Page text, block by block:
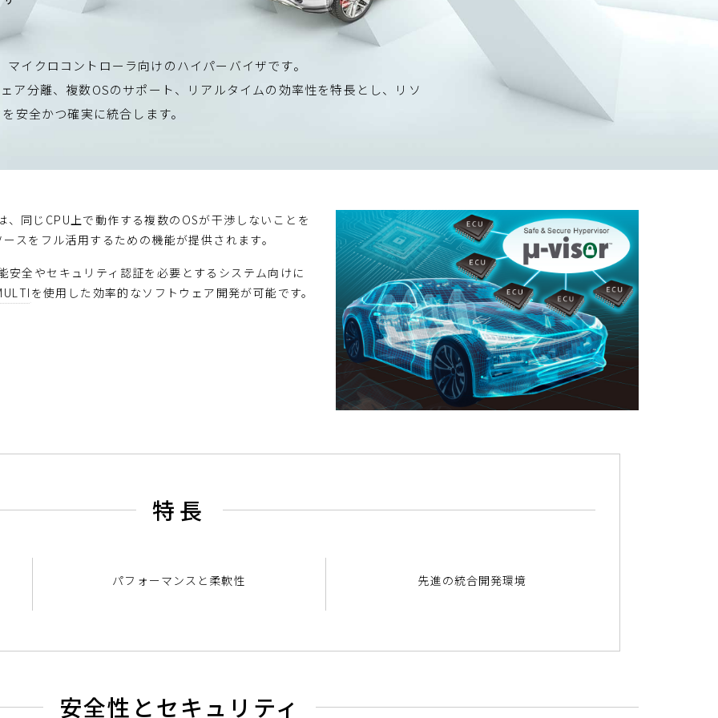
クロコントローラ向けのハイパーバイザです。
ア分離、複数OSのサポート、リアルタイムの効率性を特長とし、リソ
安全かつ確実に統合します。
同じCPU上で動作する複数のOSが干渉しないことを
スをフル活用するための機能が提供されます。
全やセキュリティ認証を必要とするシステム向けに
ULTI を使用した効率的なソフトウェア開発が可能です。
特長
パフ ォ ー マ ン ス と 柔軟性 先進の統合開発環境
安全性とセキュリティ